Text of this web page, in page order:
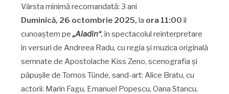
Vârsta minimă recomandată: 3 ani
Duminică, 26 octombrie 2025, la ora 11:00îl
cunoaștem pe„Aladin“,în spectacolul reinterpretare
în versuri de Andreea Radu, cu regia și muzica originală
semnate de Apostolache Kiss Zeno, scenografia și
păpușile de Tomos Tünde, sand-art: Alice Bratu, cu
actorii: Marin Fagu, Emanuel Popescu, Oana Stancu,